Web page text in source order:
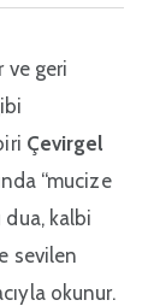
ve geri
Çevirgel
“mucize
dua, kalbi
sevilen
okunur.